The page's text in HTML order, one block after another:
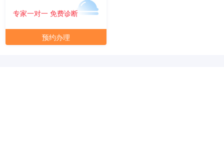
30人间
面积80㎡
专家一对一 免费诊断
预约办理